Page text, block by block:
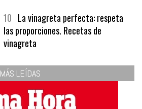
10 La vinagreta perfecta: respeta
las proporciones. Recetas de
vinagreta
MÁS LEÍDAS